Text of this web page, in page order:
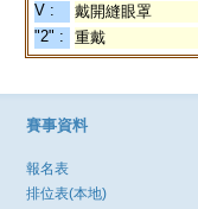
V : 戴開縫眼罩
"2" :
重戴
賽事資料
報名表
排位表(本地)